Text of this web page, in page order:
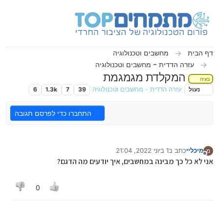
דף הבית
מחשבים וטכנולוגיה
עזרה הדדית - מחשבים וטכנולוגיה
בעיה המקלדת מגמגמת
נעול עזרה הדדית - מחשבים וטכנולוגיה 39
7
1.3k
6
התחברו כדי לפרסם תגובה
מ
מנותק
מיכלייכתב ב1 ביוני 2022, 21:04
נערך לאחרונה על ידי
אני לא כל כך מבינה במחשבים, איך יודעים מה הדגם?
0